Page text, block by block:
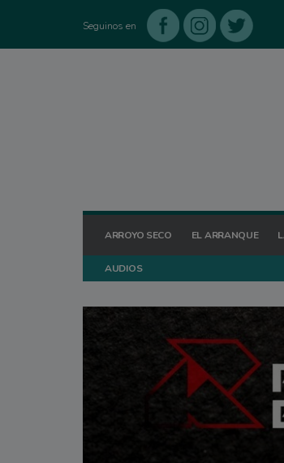
Seguinos en
ARROYO SECO EL ARRANQUE
AUDIOS